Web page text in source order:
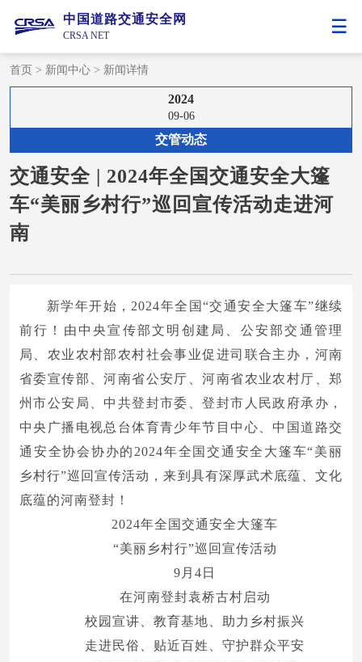
中国道路交通安全网
CRSA NET
首页 > 新闻中心 > 新闻详情
2024
09-06
交管动态
交通安全 | 2024年全国交通安全大篷
车“美丽乡村行”巡回宣传活动走进河
南
新学年开始，2024年全国“交通安全大篷车”继续
前行！由中央宣传部文明创建局、公安部交通管理
局、农业农村部农村社会事业促进司联合主办，河南
省委宣传部、河南省公安厅、河南省农业农村厅、郑
州市公安局、中共登封市委、登封市人民政府承办，
中央广播电视总台体育青少年节目中心、中国道路交
通安全协会协办的2024年全国交通安全大篷车“美丽
乡村行”巡回宣传活动，来到具有深厚武术底蕴、文化
底蕴的河南登封！
2024年全国交通安全大篷车
“美丽乡村行”巡回宣传活动
9月4日
在河南登封袁桥古村启动
校园宣讲、教育基地、助力乡村振兴
走进民俗、贴近百姓、守护群众平安